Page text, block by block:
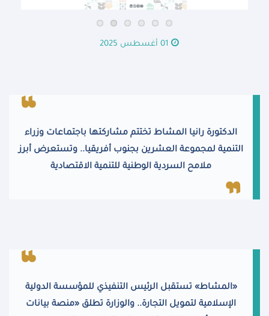
01 أغسطس 2025
الدكتورة رانيا المشاط تختتم مشاركتها باجتماعات وزراء
التنمية لمجموعة العشرين بجنوب أفريقيا.. وتستعرض أبرز
ملامح السردية الوطنية للتنمية الاقتصادية
«المشاط» تستقبل الرئيس التنفيذي للمؤسسة الدولية
الإسلامية لتمويل التجارة.. والوزارة تطلق «منصة بيانات